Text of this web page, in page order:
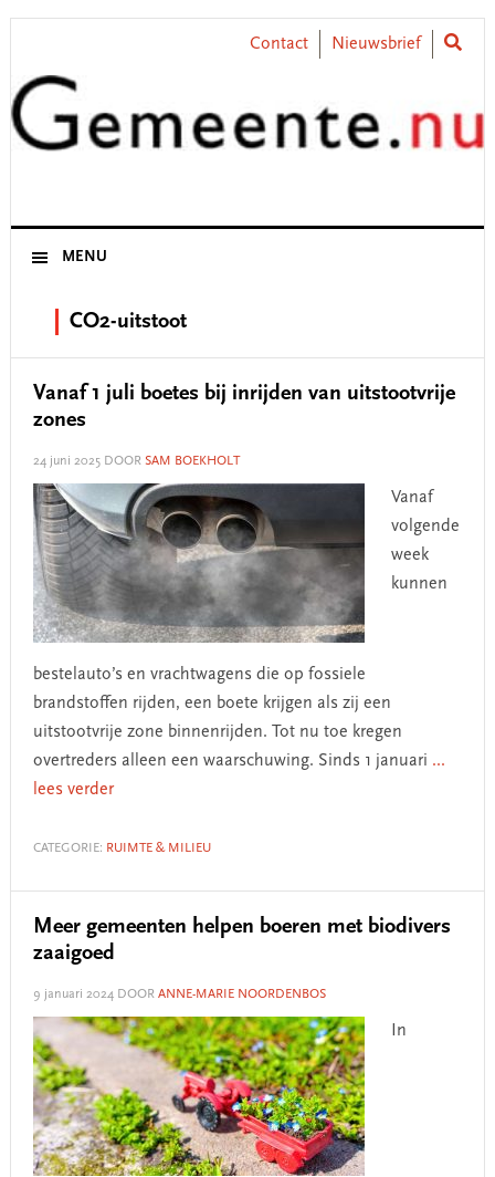
Skip
primary
navigation
Skip
content
Skip
primary
sidebar
Skip
footer
Contact Nieuwsbrief
MENU
CO2-uitstoot
Vanaf 1 juli boetes bij inrijden van uitstootvrije
zones
24 juni 2025DOOR SAM BOEKHOLT
Vanaf
volgende
week
kunnen
bestelauto’s en vrachtwagens die op fossiele
brandstoffen rijden, een boete krijgen als zij een
uitstootvrije zone binnenrijden. Tot nu toe kregen
overtreders alleen een waarschuwing. Sinds 1 januari ...
lees verder
CATEGORIE: RUIMTE & MILIEU
Meer gemeenten helpen boeren met biodivers
zaaigoed
9 januari 2024DOOR ANNE-MARIE NOORDENBOS
In